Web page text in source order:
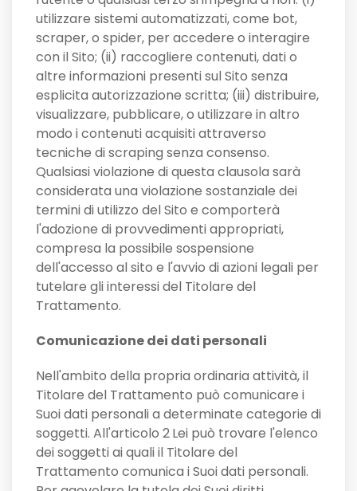
utilizzare sistemi automatizzati, come bot,
scraper, o spider, per accedere o interagire
con il Sito; (ii) raccogliere contenuti, dati o
altre informazioni presenti sul Sito senza
esplicita autorizzazione scritta; (iii) distribuire,
visualizzare, pubblicare, o utilizzare in altro
modo i contenuti acquisiti attraverso
tecniche di scraping senza consenso.
Qualsiasi violazione di questa clausola sarà
considerata una violazione sostanziale dei
termini di utilizzo del Sito e comporterà
l'adozione di provvedimenti appropriati,
compresa la possibile sospensione
dell'accesso al sito e l'avvio di azioni legali per
tutelare gli interessi del Titolare del
Trattamento.
Comunicazione dei dati personali
Nell'ambito della propria ordinaria attività, il
Titolare del Trattamento può comunicare i
Suoi dati personali a determinate categorie di
soggetti. All'articolo 2Lei può trovare l'elenco
dei soggetti ai quali il Titolare del
Trattamento comunica i Suoi dati personali.